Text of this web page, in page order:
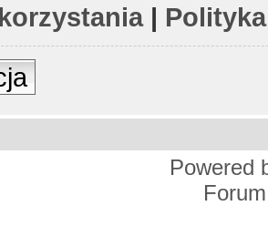
|
Powered